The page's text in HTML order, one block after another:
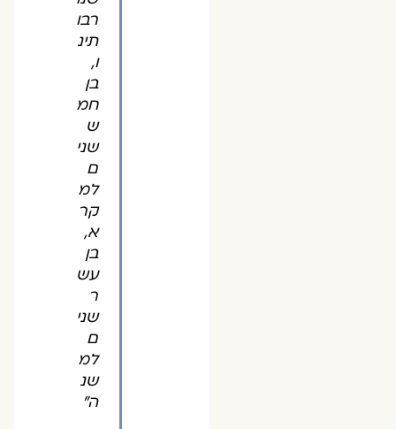
רבו
תינ
בן
חמ
ש
שני
ם
למ
קר
א,
בן
עש
ר
שני
ם
למ
שנ
ה"